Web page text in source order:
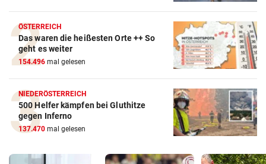
ÖSTERREICH
Das waren die heißesten Orte ++ So
geht es weiter
154.496 mal gelesen
NIEDERÖSTERREICH
500 Helfer kämpfen bei Gluthitze
gegen Inferno
137.470 mal gelesen